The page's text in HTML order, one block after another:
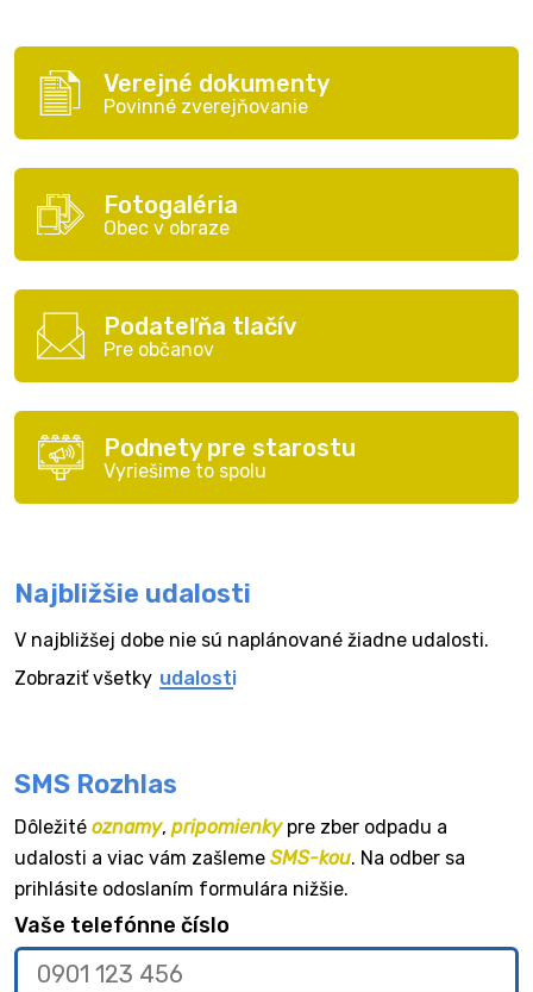
Verejné dokumenty
Povinné zverejňovanie
Fotogaléria
Obec v obraze
Podateľňa tlačív
Pre občanov
Podnety pre starostu
Vyriešime to spolu
Najbližšie udalosti
V najbližšej dobe nie sú naplánované žiadne udalosti.
Zobraziť všetky udalosti
SMS Rozhlas
Dôležité oznamy, pripomienkypre zber odpadu a
udalosti a viac vám zašleme SMS-kou. Na odber sa
prihlásite odoslaním formulára nižšie.
Vaše telefónne číslo